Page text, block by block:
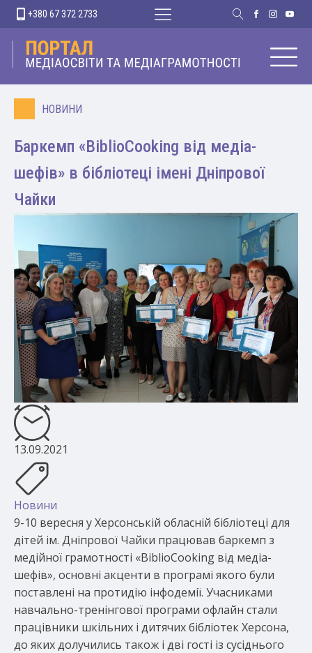
+380 67 372 2733
НОВИНИ
Баркемп «BiblioCooking від медіа-
шефів» в бібліотеці імені Дніпрової
Чайки
13.09.2021
Новини
9-10 вересня у Херсонській обласній бібліотеці для
дітей ім. Дніпрової Чайки працював баркемп з
медійної грамотності «BiblioCooking від медіа-
шефів», основні акценти в програмі якого були
поставлені на протидію інфодемії. Учасниками
навчально-тренінгової програми офлайн стали
працівники шкільних і дитячих бібліотек Херсона,
до яких долучились також і дві гості із сусіднього